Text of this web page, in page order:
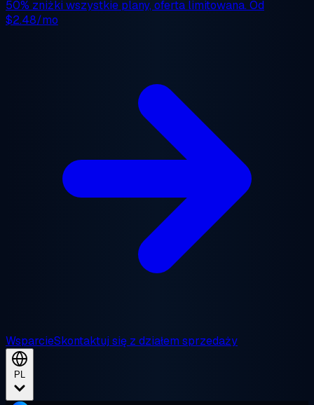
50% zniżki wszystkie plany, oferta limitowana. Od
$2.48/mo
WsparcieSkontaktuj się z działem sprzedaży
PL